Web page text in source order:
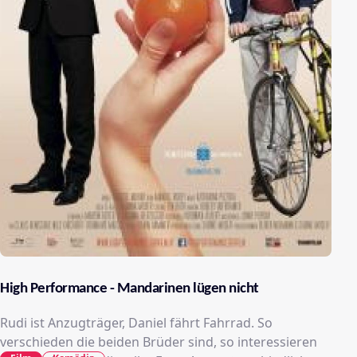
High Performance - Mandarinen lügen nicht
Rudi ist Anzugträger, Daniel fährt Fahrrad. So
verschieden die beiden Brüder sind, so interessieren